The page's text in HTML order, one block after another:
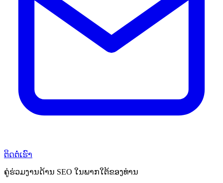
ຕິດຕໍ່ເຮົາ
ຄູ່ຮ່ວມງານດ້ານ SEO ໃນພາກໃຕ້ຂອງທ່ານ